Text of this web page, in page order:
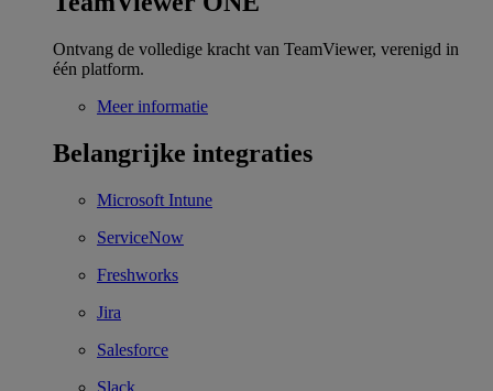
Ontvang de volledige kracht van TeamViewer, verenigd in
één platform.
Meer informatie
Belangrijke integraties
Microsoft Intune
ServiceNow
Freshworks
Jira
Salesforce